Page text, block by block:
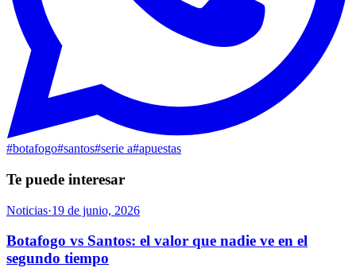
#botafogo#santos#serie a#apuestas
Te puede interesar
Noticias·19 de junio, 2026
Botafogo vs Santos: el valor que nadie ve en el
segundo tiempo